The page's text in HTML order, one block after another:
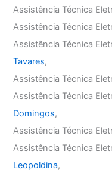
Assistência Técnica
Assistência Técnica
Assistência Técnica
Tavares,
Assistência Técnica
Assistência Técnica
Domingos,
Assistência Técnica
Assistência Técnica
Leopoldina,